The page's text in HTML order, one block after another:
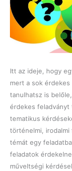
Itt az ideje, hogy
mert a sok érdekes
tanulhatsz is
érdekes feladványt
tematikus
történelmi, irodalmi
témát egy
feladatok
műveltségi